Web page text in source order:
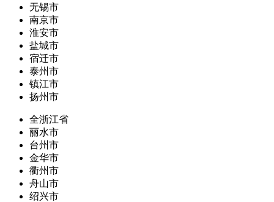
无锡市
南京市
淮安市
盐城市
宿迁市
泰州市
镇江市
扬州市
全浙江省
丽水市
台州市
金华市
衢州市
舟山市
绍兴市